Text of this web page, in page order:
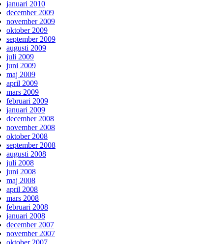
januari 2010
december 2009
november 2009
oktober 2009
september 2009
augusti 2009
juli 2009
juni 2009
maj 2009
april 2009
mars 2009
februari 2009
januari 2009
december 2008
november 2008
oktober 2008
september 2008
augusti 2008
juli 2008
juni 2008
maj 2008
april 2008
mars 2008
februari 2008
januari 2008
december 2007
november 2007
oktober 2007